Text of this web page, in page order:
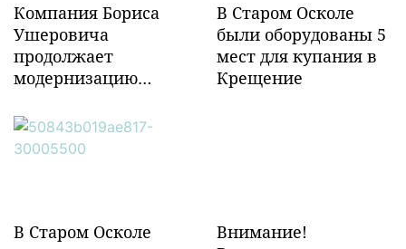
Компания Бориса
Ушеровича
продолжает
модернизацию
инфраструктуры в
Забайкалье
В Старом Осколе
были оборудованы 5
мест для купания в
Крещение
В Старом Осколе
Внимание!